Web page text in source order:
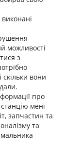
можливості
з
скільки вони
про
мені
запчастин та
та